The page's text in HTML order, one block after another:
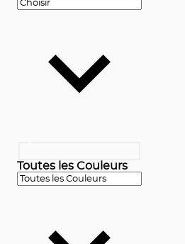
Toutes les Couleurs